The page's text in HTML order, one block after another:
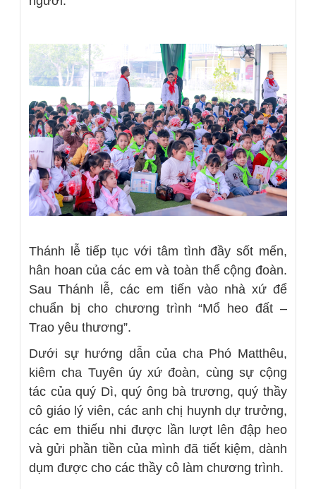
Thánh lễ tiếp tục với tâm tình đầy sốt mến,
hân hoan của các em và toàn thể cộng đoàn.
Sau Thánh lễ, các em tiến vào nhà xứ để
chuẩn bị cho chương trình “Mổ heo đất –
Trao yêu thương”.
Dưới sự hướng dẫn của cha Phó Matthêu,
kiêm cha Tuyên úy xứ đoàn, cùng sự cộng
tác của quý Dì, quý ông bà trương, quý thầy
cô giáo lý viên, các anh chị huynh dự trưởng,
các em thiếu nhi được lần lượt lên đập heo
và gửi phần tiền của mình đã tiết kiệm, dành
dụm được cho các thầy cô làm chương trình.